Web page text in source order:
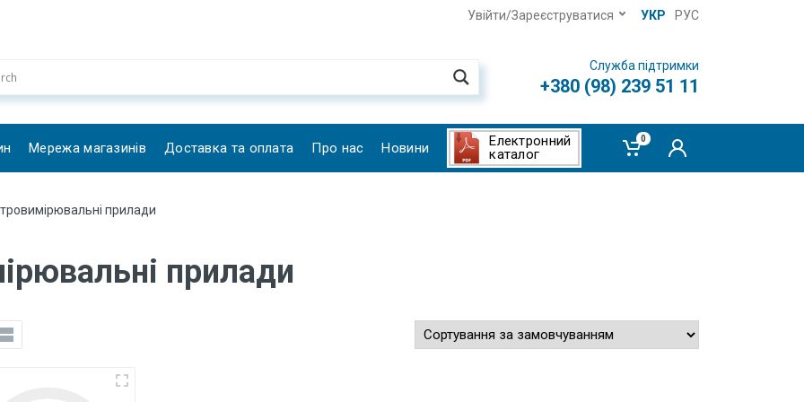
Увійти/Зареєструватися УКР РУС
Служба підтримки
+380 (98) 239 51 11
Мережа магазинів Доставка та оплата Про нас Новини
Електронний
каталог
0
прилади
прилади